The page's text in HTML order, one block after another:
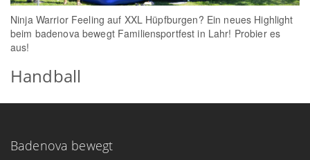
Ninja Warrior Feeling auf XXL Hüpfburgen? Ein neues Highlight
beim badenova bewegt Familiensportfest in Lahr! Probier es
aus!
Handball
Badenova bewegt